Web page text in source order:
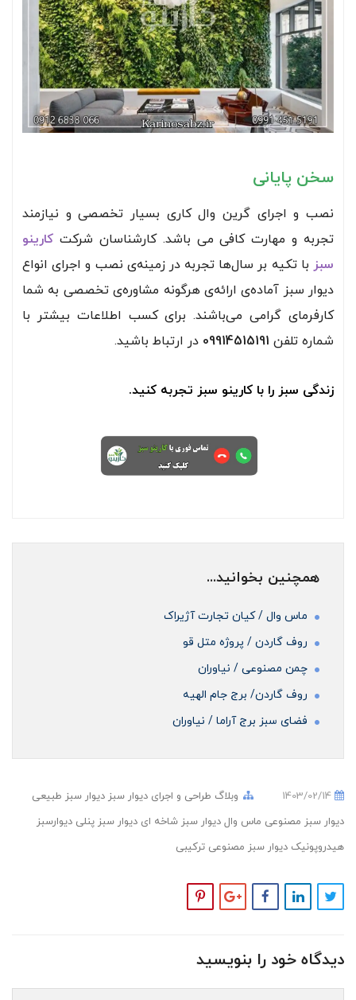
سخن پایانی
نصب و اجرای گرین وال کاری بسیار تخصصی و نیازمند
تجربه و مهارت کافی می باشد. کارشناسان شرکت کارینو
سبز با تکیه بر سال‌ها تجربه در زمینه‌ی نصب و اجرای انواع
دیوار سبز آماده‌ی ارائه‌ی هرگونه مشاوره‌ی تخصصی به شما
کارفرمای گرامی می‌باشند. برای کسب اطلاعات بیشتر با
شماره تلفن 09914515191 در ارتباط باشید.
زندگی سبز را با کارینو سبز تجربه کنید.
همچنین بخوانید...
ماس وال / کیان تجارت آژیراک
روف گاردن / پروژه متل قو
چمن مصنوعی / نیاوران
روف گاردن/ برج جام الهیه
فضای سبز برج آراما / نیاوران
وبلاگ طراحی و اجرای دیوار سبز دیوار سبز طبیعی
دیوار سبز مصنوعی ماس وال دیوار سبز شاخه ای دیوار سبز پنلی دیوارسبز
هیدروپونیک دیوار سبز مصنوعی ترکیبی
دیدگاه خود را بنویسید